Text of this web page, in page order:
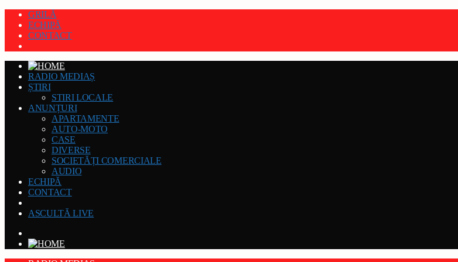
GRILĂ
ECHIPĂ
CONTACT
RADIO MEDIAȘ
ȘTIRI
STIRI LOCALE
ANUNȚURI
APARTAMENTE
AUTO-MOTO
CASE
DIVERSE
SOCIETĂȚI COMERCIALE
AUDIO
ECHIPĂ
CONTACT
ASCULTĂ LIVE